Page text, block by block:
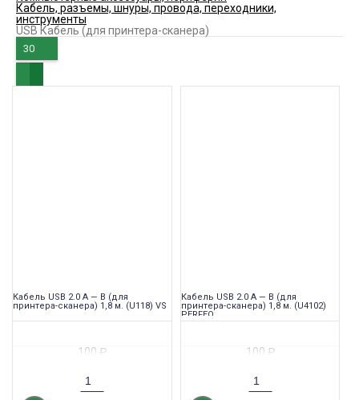
Кабель, разъемы, шнуры, провода, переходники,
инструменты
USB Кабель (для принтера-сканера)
30
Кабель USB 2.0 A — B (для
принтера-сканера) 1,8 м. (U118) VS
100 ₽
Кабель USB 2.0 A — B (для
принтера-сканера) 1,8 м. (U4102)
PERFEO
100 ₽